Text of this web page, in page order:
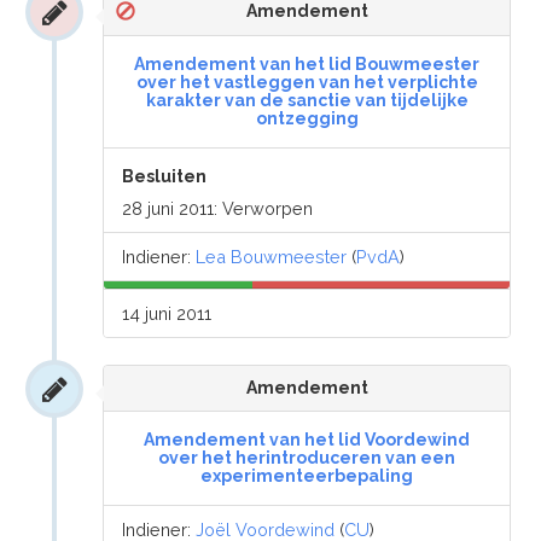
Amendement
Amendement van het lid Bouwmeester
over het vastleggen van het verplichte
karakter van de sanctie van tijdelijke
ontzegging
Besluiten
28 juni 2011: Verworpen
Indiener: Lea Bouwmeester (PvdA)
14 juni 2011
Amendement
Amendement van het lid Voordewind
over het herintroduceren van een
experimenteerbepaling
Indiener:Joël Voordewind (CU)